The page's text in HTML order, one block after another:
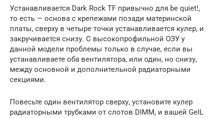
Устанавливается Dark Rock TF привычно для be quiet!,
то есть — основа с крепежами позади материнской
платы, сверху в четыре точки устанавливается кулер, и
закручивается снизу. С высокопрофильной ОЗУ у
данной модели проблемы только в случае, если вы
устанавливаете оба вентилятора, или один, но снизу,
между основной и дополнительной радиаторными
секциями.
Повесьте один вентилятор сверху, установите кулер
радиаторными трубками от слотов DIMM, и вашей GeIL